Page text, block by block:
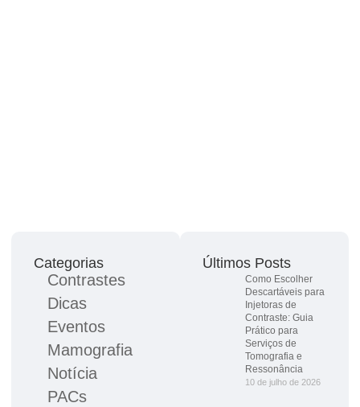
Categorias
Contrastes
Dicas
Eventos
Mamografia
Notícia
PACs
Últimos Posts
Como Escolher
Descartáveis para
Injetoras de
Contraste: Guia
Prático para
Serviços de
Tomografia e
Ressonância
10 de julho de 2026